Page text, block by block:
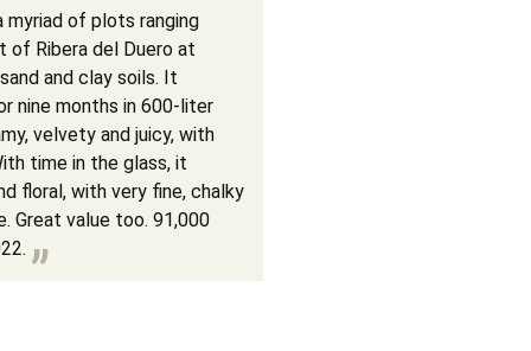
of plots ranging
of Ribera del Duero at
and clay soils. It
nine months in 600-liter
velvety and juicy, with
time in the glass, it
floral, with very fine, chalky
Great value too. 91,000